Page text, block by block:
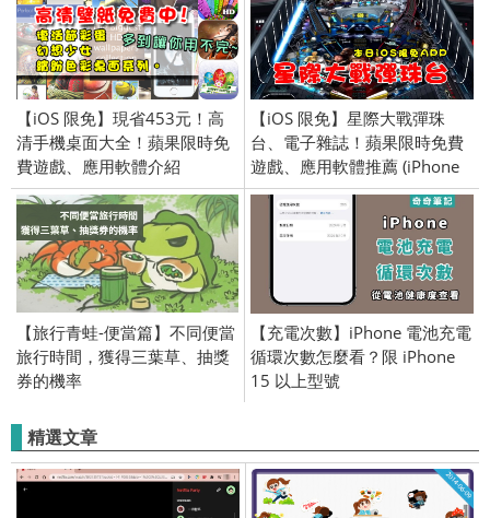
【iOS 限免】現省453元！高
清手機桌面大全！蘋果限時免
費遊戲、應用軟體介紹
(iPhone／iPad) 2016/4/26
【iOS 限免】星際大戰彈珠
台、電子雜誌！蘋果限時免費
遊戲、應用軟體推薦 (iPhone
／iPad) 2018/05/02
【旅行青蛙-便當篇】不同便當
旅行時間，獲得三葉草、抽獎
券的機率
【充電次數】iPhone 電池充電
循環次數怎麼看？限 iPhone
15 以上型號
精選文章